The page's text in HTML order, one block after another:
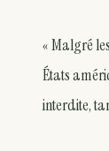
« Malgré
États
interdite,